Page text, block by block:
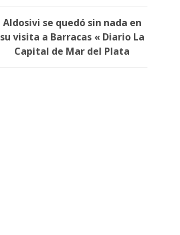
Aldosivi se quedó sin nada en
su visita a Barracas « Diario La
Capital de Mar del Plata